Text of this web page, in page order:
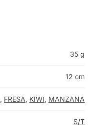
35 g
12 cm
, FRESA, KIWI, MANZANA
S/T